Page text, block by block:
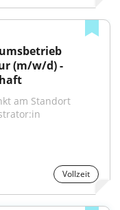
(m/w/d) -
am Standort
Vollzeit